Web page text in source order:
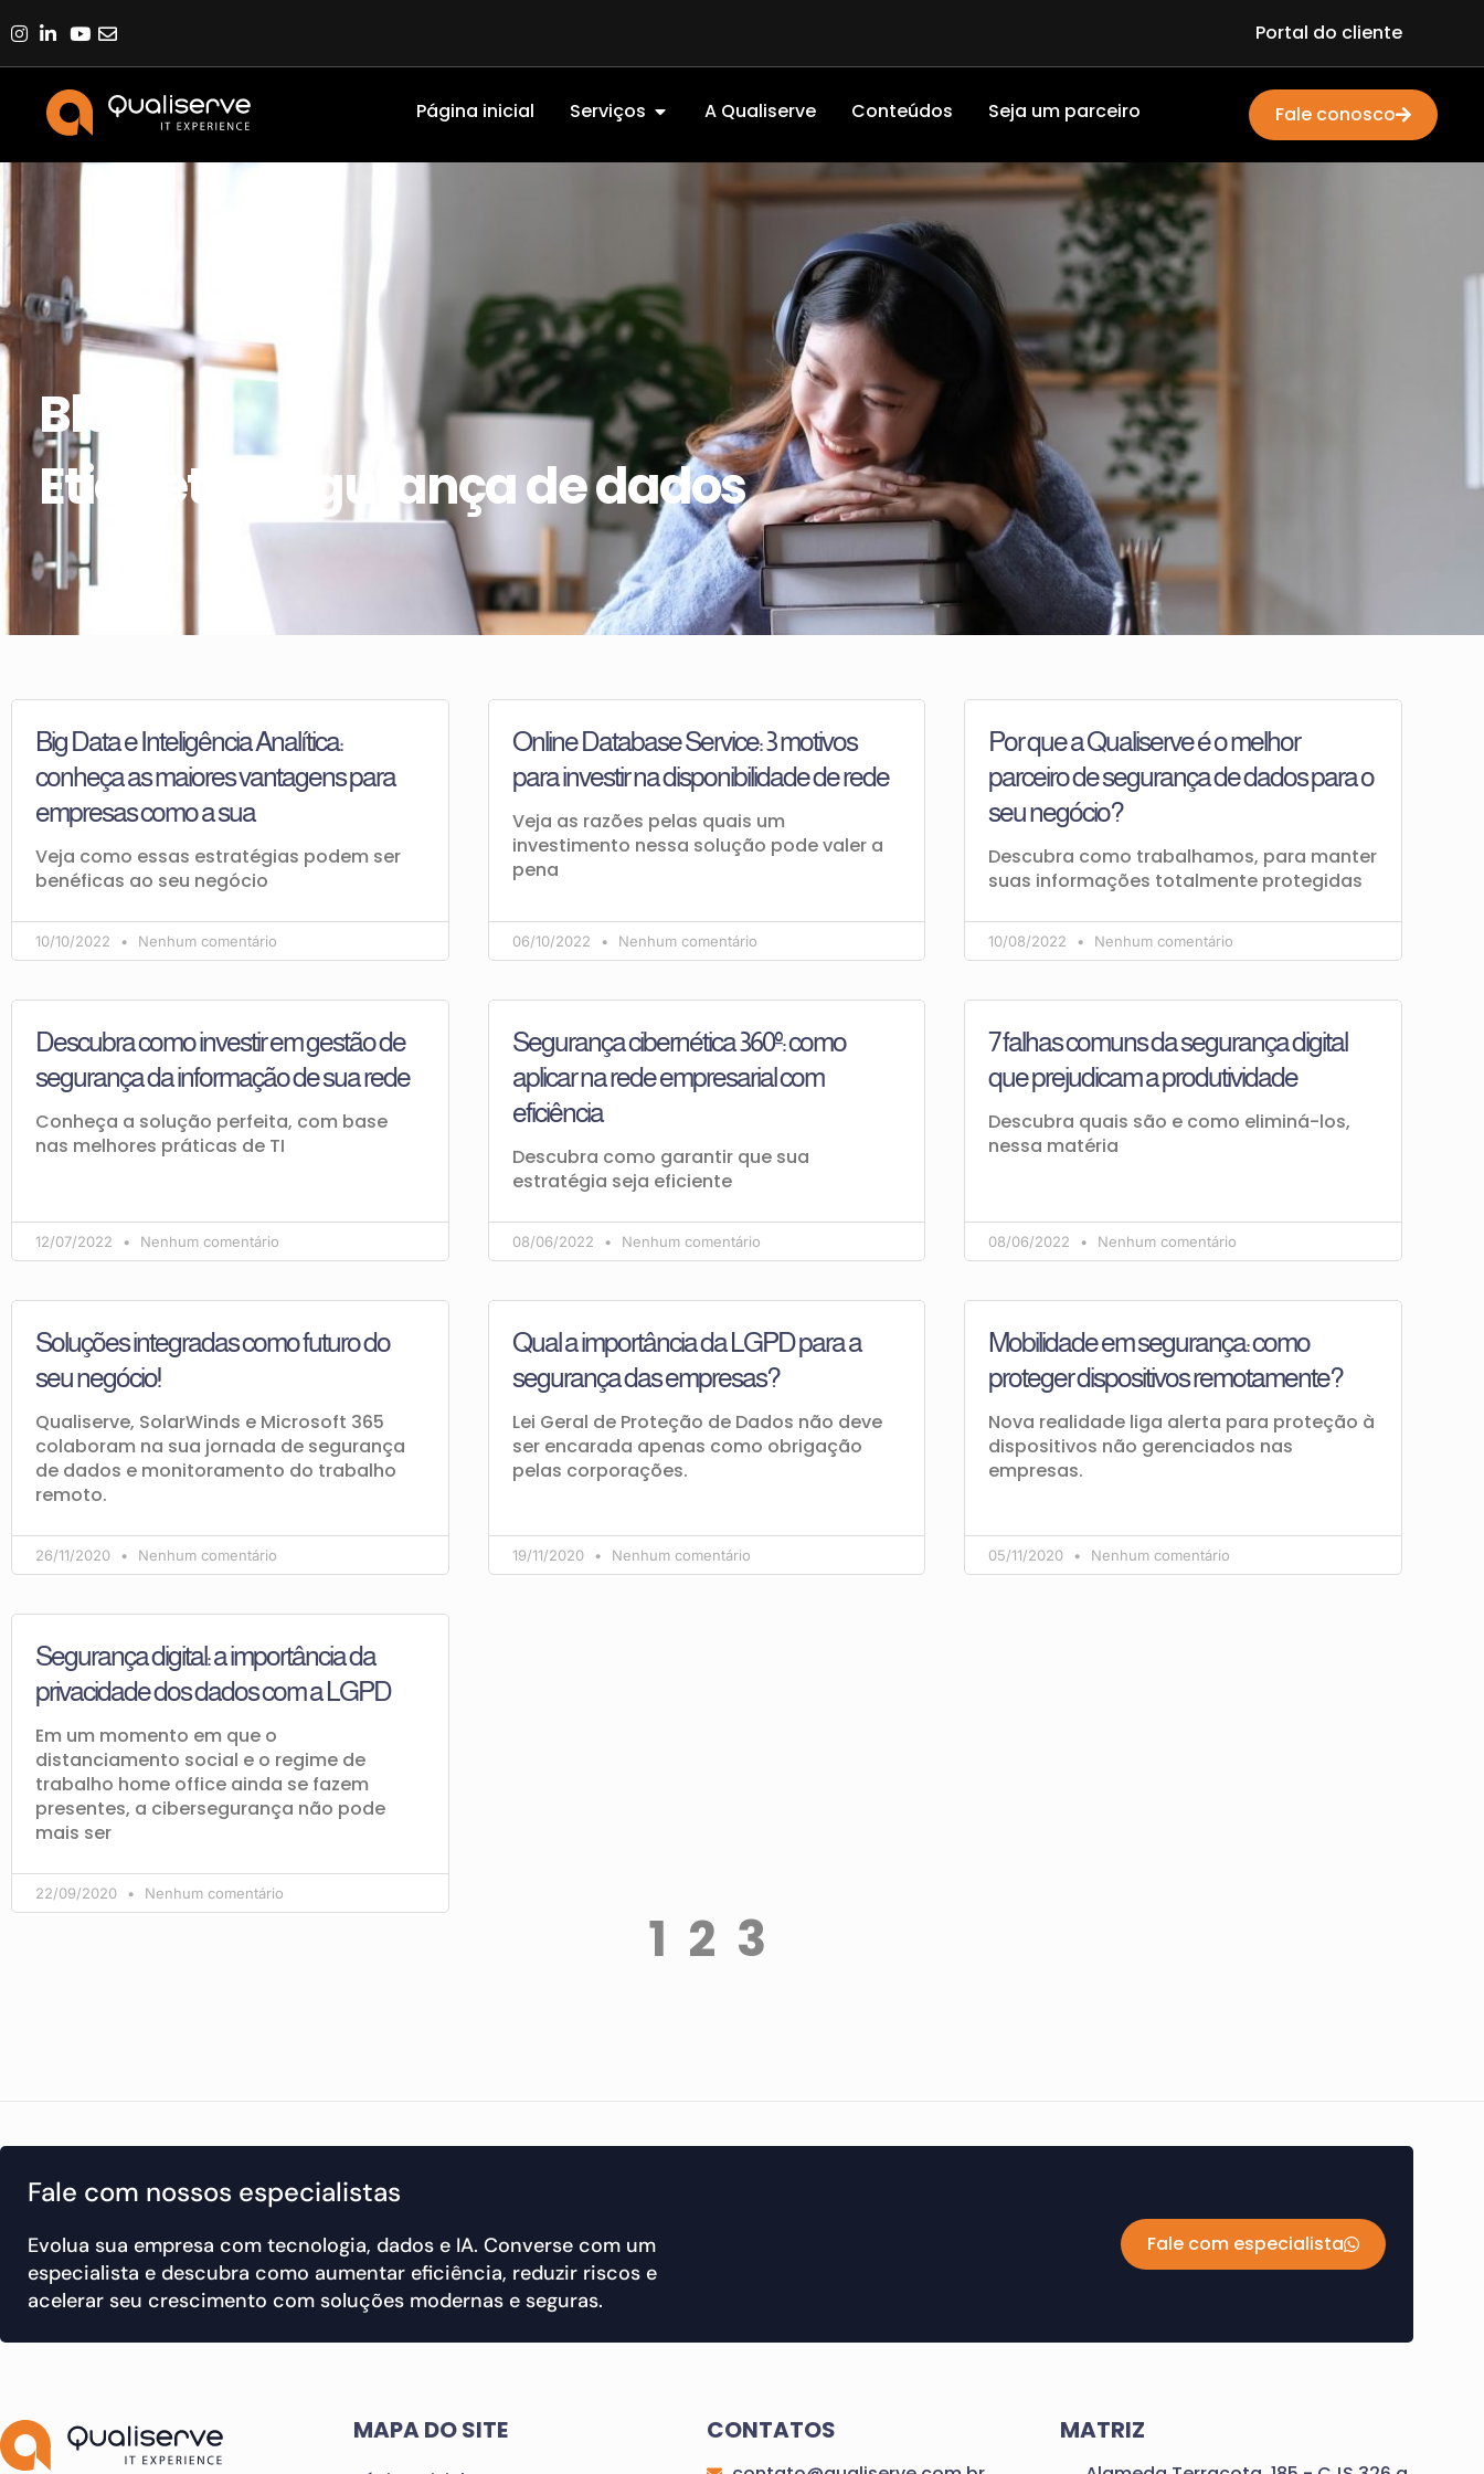
Portal do cliente
Página inicial Serviços A Qualiserve Conteúdos Seja um parceiro Fale conosco
Blog
Etiqueta: segurança de dados
Big Data e Inteligência Analítica:
conheça as maiores vantagens para
empresas como a sua
Veja como essas estratégias podem ser
benéficas ao seu negócio
10/10/2022 Nenhum comentário
Online Database Service: 3 motivos
para investir na disponibilidade de rede
Veja as razões pelas quais um
investimento nessa solução pode valer a
pena
06/10/2022 Nenhum comentário
Por que a Qualiserve é o melhor
parceiro de segurança de dados para o
seu negócio?
Descubra como trabalhamos, para manter
suas informações totalmente protegidas
10/08/2022 Nenhum comentário
Descubra como investir em gestão de
segurança da informação de sua rede
Conheça a solução perfeita, com base
nas melhores práticas de TI
12/07/2022 Nenhum comentário
Segurança cibernética 360º: como
aplicar na rede empresarial com
eficiência
Descubra como garantir que sua
estratégia seja eficiente
08/06/2022 Nenhum comentário
7 falhas comuns da segurança digital
que prejudicam a produtividade
Descubra quais são e como eliminá-los,
nessa matéria
08/06/2022 Nenhum comentário
Soluções integradas como futuro do
seu negócio!
Qualiserve, SolarWinds e Microsoft 365
colaboram na sua jornada de segurança
de dados e monitoramento do trabalho
remoto.
26/11/2020 Nenhum comentário
Qual a importância da LGPD para a
segurança das empresas?
Lei Geral de Proteção de Dados não deve
ser encarada apenas como obrigação
pelas corporações.
19/11/2020 Nenhum comentário
Mobilidade em segurança: como
proteger dispositivos remotamente?
Nova realidade liga alerta para proteção à
dispositivos não gerenciados nas
empresas.
05/11/2020 Nenhum comentário
Segurança digital: a importância da
privacidade dos dados com a LGPD
Em um momento em que o
distanciamento social e o regime de
trabalho home office ainda se fazem
presentes, a cibersegurança não pode
mais ser
22/09/2020 Nenhum comentário
1 2 3
Fale com nossos especialistas
Evolua sua empresa com tecnologia, dados e IA. Converse com um
especialista e descubra como aumentar eficiência, reduzir riscos e
acelerar seu crescimento com soluções modernas e seguras.
Fale com especialista
MAPA DO SITE CONTATOS MATRIZ